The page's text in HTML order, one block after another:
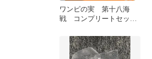
ワンピの実 第十八海
戦 コンプリートセッ